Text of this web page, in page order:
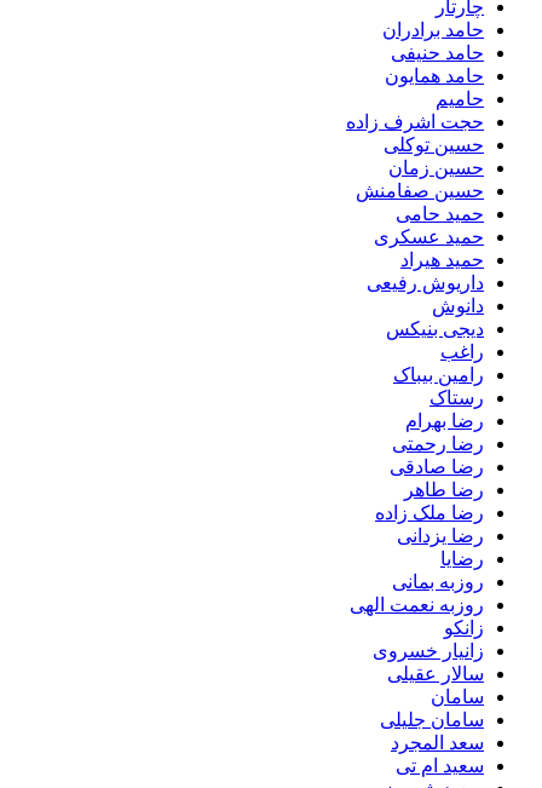
چارتار
حامد برادران
حامد حنیفی
حامد همایون
حامیم
حجت اشرف زاده
حسین توکلی
حسین زمان
حسین صفامنش
حمید حامی
حمید عسکری
حمید هیراد
داریوش رفیعی
دانوش
دیجی بنیکس
راغب
رامین بیباک
رستاک
رضا بهرام
رضا رحمتی
رضا صادقی
رضا طاهر
رضا ملک زاده
رضا یزدانی
رضایا
روزبه بمانى
روزبه نعمت الهی
زانکو
زانیار خسروی
سالار عقیلی
سامان
سامان جلیلی
سعد المجرد
سعید ام تی